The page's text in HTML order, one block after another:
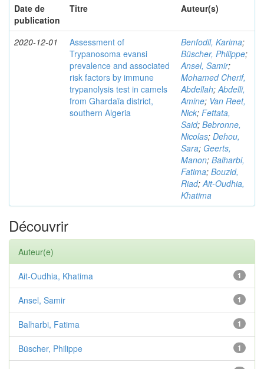
Date de
publication
Titre Auteur(s)
2020-12-01
Assessment of
Trypanosoma evansi
prevalence and associated
risk factors by immune
trypanolysis test in camels
from Ghardaïa district,
southern Algeria
Benfodil, Karima;
Büscher, Philippe;
Ansel, Samir;
Mohamed Cherif,
Abdellah;Abdelli,
Amine; Van Reet,
Nick; Fettata,
Said; Bebronne,
Nicolas; Dehou,
Sara; Geerts,
Manon; Balharbi,
Fatima; Bouzid,
Riad;Ait-Oudhia,
Khatima
Découvrir
Auteur(e)
1
Ait-Oudhia, Khatima
1
Ansel, Samir
1
Balharbi, Fatima
1
Büscher, Philippe